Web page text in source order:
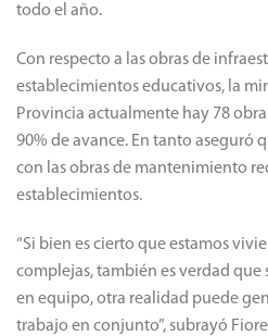
todo el año.
Con respecto a las obras de
establecimientos educativos, la
Provincia actualmente hay 78
90% de avance. En tanto aseguró
con las obras de mantenimiento
establecimientos.
“Si bien es cierto que estamos
complejas, también es verdad que
en equipo, otra realidad puede
trabajo en conjunto”, subrayó